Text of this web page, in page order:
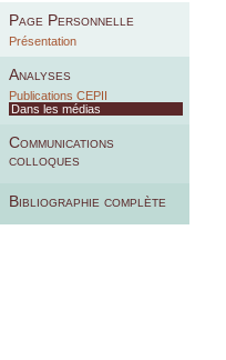
Page Personnelle
Présentation
Analyses
Publications CEPII
Dans les médias
Communications
colloques
Bibliographie complète